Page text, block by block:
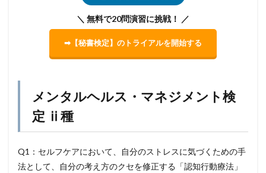
＼ 無料で20問演習に挑戦！ ／
➡【秘書検定】のトライアルを開始する
メンタルヘルス・マネジメント検
定 ⅱ種
Q1：セルフケアにおいて、自分のストレスに気づくための手
法として、自分の考え方のクセを修正する「認知行動療法」